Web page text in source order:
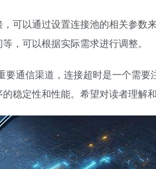
可以通过设置连接池的相关参数
，可以根据实际需求进行调整。
通信渠道，连接超时是一个需
稳定性和性能。希望对读者理解